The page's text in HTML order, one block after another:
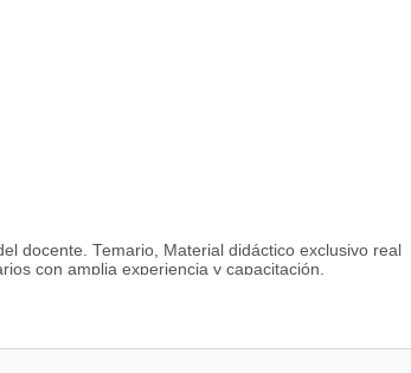
docente. Temario, Material didáctico exclusivo real
con amplia experiencia y capacitación.